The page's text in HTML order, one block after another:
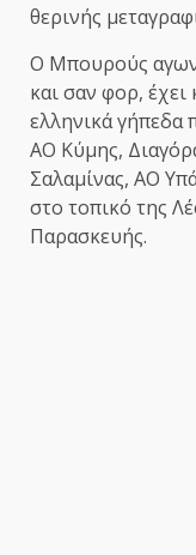
θερινής
Ο Μπουρούς
και σαν φορ, έχει
ελληνικά γήπεδα
ΑΟ Κύμης,
Σαλαμίνας, ΑΟ
στο τοπικό της
Παρασκευής.